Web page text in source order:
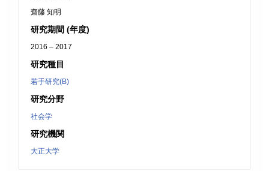
齋藤 知明
研究期間 (年度)
2016 – 2017
研究種目
若手研究(B)
研究分野
社会学
研究機関
大正大学